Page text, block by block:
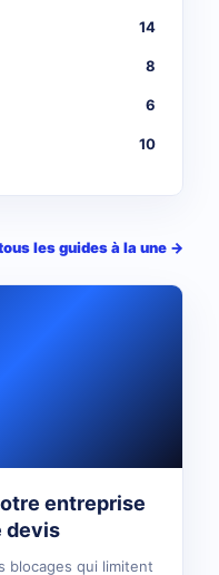
14
8
6
10
les guides à la une →
entreprise
devis
blocages qui limitent